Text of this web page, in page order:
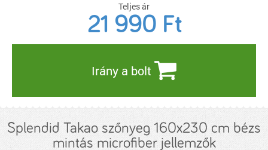
Teljes ár
21 990 Ft
Irány a bolt
Splendid Takao szőnyeg 160x230 cm bézs
mintás microfiber jellemzők